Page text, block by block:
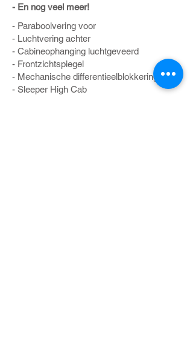
- En nog veel meer!
- Paraboolvering voor
- Luchtvering achter
- Cabineophanging luchtgeveerd
- Frontzichtspiegel
- Mechanische differentieelblokkering
- Sleeper High Cab